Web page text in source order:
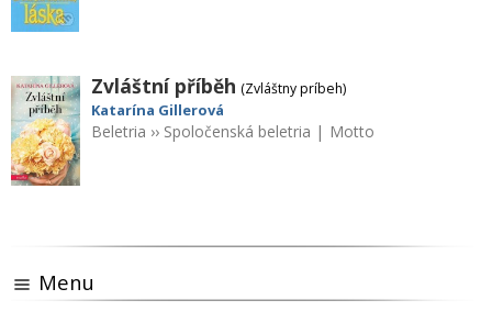
Zvláštní příběh (Zvláštny príbeh)
Katarína Gillerová
Beletria ›› Spoločenská beletria | Motto
Menu